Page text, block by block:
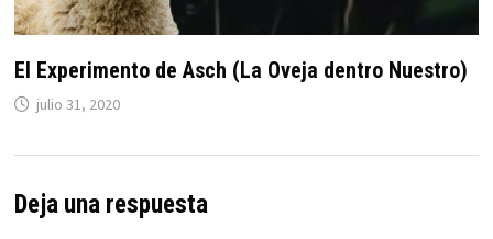
El Experimento de Asch (La Oveja dentro Nuestro)
julio 31, 2020
Deja una respuesta